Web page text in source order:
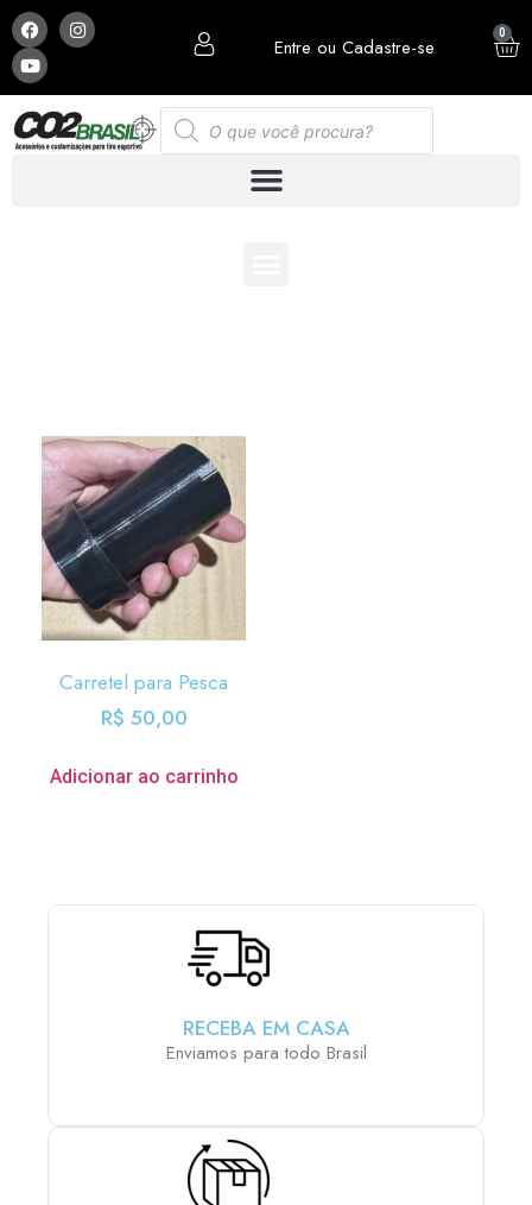
Entre ou Cadastre-se
0
Carretel para Pesca
R$ 50,00
Adicionar ao carrinho
RECEBA EM CASA
Enviamos para todo Brasil